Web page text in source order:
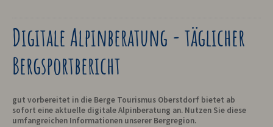
Digitale Alpinberatung - täglicher
Bergsportbericht
gut vorbereitet in die Berge Tourismus Oberstdorf bietet ab
sofort eine aktuelle digitale Alpinberatung an. Nutzen Sie diese
umfangreichen Informationen unserer Bergregion.